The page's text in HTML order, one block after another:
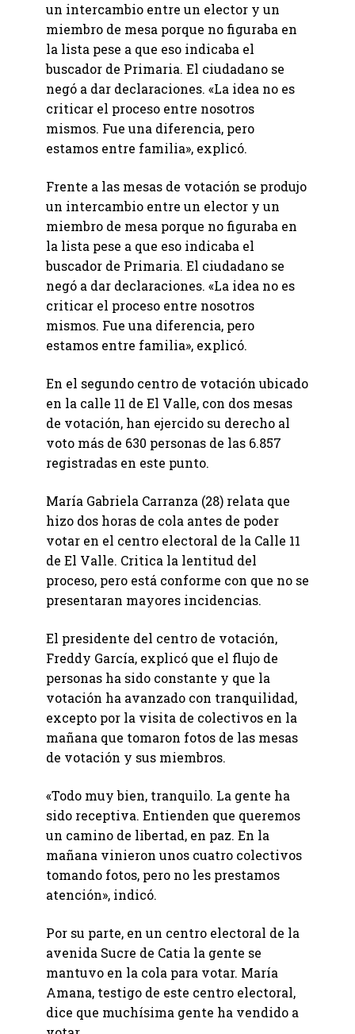
un intercambio entre un elector y un
miembro de mesa porque no figuraba en
la lista pese a que eso indicaba el
buscador de Primaria. El ciudadano se
negó a dar declaraciones. «La idea no es
criticar el proceso entre nosotros
mismos. Fue una diferencia, pero
estamos entre familia», explicó.
Frente a las mesas de votación se produjo
un intercambio entre un elector y un
miembro de mesa porque no figuraba en
la lista pese a que eso indicaba el
buscador de Primaria. El ciudadano se
negó a dar declaraciones. «La idea no es
criticar el proceso entre nosotros
mismos. Fue una diferencia, pero
estamos entre familia», explicó.
En el segundo centro de votación ubicado
en la calle 11 de El Valle, con dos mesas
de votación, han ejercido su derecho al
voto más de 630 personas de las 6.857
registradas en este punto.
María Gabriela Carranza (28) relata que
hizo dos horas de cola antes de poder
votar en el centro electoral de la Calle 11
de El Valle. Critica la lentitud del
proceso, pero está conforme con que no se
presentaran mayores incidencias.
El presidente del centro de votación,
Freddy García, explicó que el flujo de
personas ha sido constante y que la
votación ha avanzado con tranquilidad,
excepto por la visita de colectivos en la
mañana que tomaron fotos de las mesas
de votación y sus miembros.
«Todo muy bien, tranquilo. La gente ha
sido receptiva. Entienden que queremos
un camino de libertad, en paz. En la
mañana vinieron unos cuatro colectivos
tomando fotos, pero no les prestamos
atención», indicó.
Por su parte, en un centro electoral de la
avenida Sucre de Catia la gente se
mantuvo en la cola para votar. María
Amana, testigo de este centro electoral,
dice que muchísima gente ha vendido a